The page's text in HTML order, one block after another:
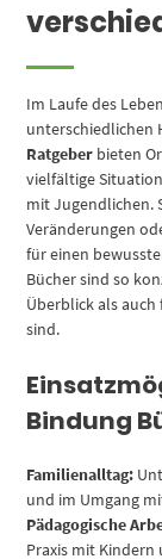
Im Laufe des
unterschiedlichen
Ratgeber bieten
vielfältige
mit Jugendlichen.
Veränderungen
für einen
Bücher sind so
Überblick als
sind.
Bindung
Familienalltag:
und im Umgang
Pädagogische
Praxis mit